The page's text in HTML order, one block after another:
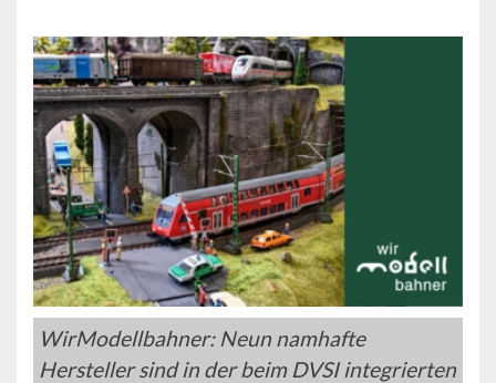
WirModellbahner: Neun namhafte
Hersteller sind in der beim DVSI integrierten